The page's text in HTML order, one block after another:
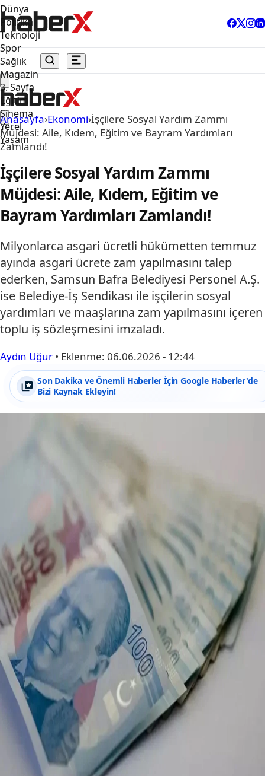
Dünya
Politika
Teknoloji
Spor
Sağlık
Magazin
3. Sayfa
Eğitim
Sinema
Yerel
Yaşam
Anasayfa›Ekonomi›İşçilere Sosyal Yardım Zammı
Müjdesi: Aile, Kıdem, Eğitim ve Bayram Yardımları
Zamlandı!
İşçilere Sosyal Yardım Zammı
Müjdesi: Aile, Kıdem, Eğitim ve
Bayram Yardımları Zamlandı!
Milyonlarca asgari ücretli hükümetten temmuz
ayında asgari ücrete zam yapılmasını talep
ederken, Samsun Bafra Belediyesi Personel A.Ş.
ise Belediye-İş Sendikası ile işçilerin sosyal
yardımları ve maaşlarına zam yapılmasını içeren
toplu iş sözleşmesini imzaladı.
Aydın Uğur • Eklenme: 06.06.2026 - 12:44
Son Dakika ve Önemli Haberler İçin Google Haberler'de
Bizi Kaynak Ekleyin!